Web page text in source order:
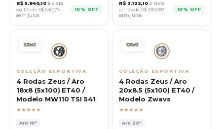
R$ 5.840,10 à vista
ou 12x de R$540,75
sem juros
10% OFF
R$ 3.122,10 à vista
ou 12x de R$ 289,083
sem juros
10% OFF
COLEÇÃO ESPORTIVA
4 Rodas Zeus / Aro
18x8 (5x100) ET40 /
Modelo MW110 TSI 541
★★★★★
Aro18"
COLEÇÃO ESPORTIVA
4 Rodas Zeus / Aro
20x8.5 (5x100) ET40 /
Modelo Zwavs
★★★★★
Aro 20"